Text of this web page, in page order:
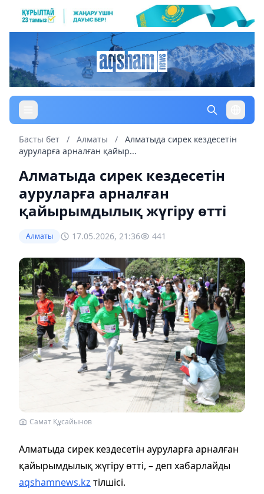
Басты бет / Алматы /
Алматыда сирек кездесетін
ауруларға арналған қайыр...
Алматыда сирек кездесетін
ауруларға арналған
қайырымдылық жүгіру өтті
Алматы 17.05.2026, 21:36 441
Самат Құсайынов
Алматыда сирек кездесетін ауруларға арналған
қайырымдылық жүгіру өтті, – деп хабарлайды
aqshamnews.kz тілшісі.